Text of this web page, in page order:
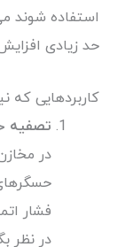
استفاده شوند
حد زیادی
کاربردهایی که
تصفیه
در
فشار
در نظر